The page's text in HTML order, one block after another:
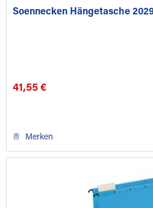
Soennecken Hängetasche
41,55 €
Merken